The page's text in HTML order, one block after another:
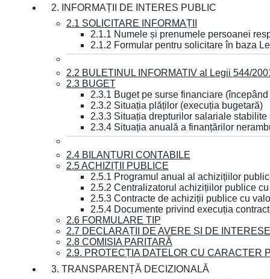
2. INFORMAȚII DE INTERES PUBLIC
2.1 SOLICITARE INFORMAȚII
2.1.1 Numele și prenumele persoanei
2.1.2 Formular pentru solicitare în baza
2.2 BULETINUL INFORMATIV al Legii 544/
2.3 BUGET
2.3.1 Buget pe surse financiare
2.3.2 Situația plăților (execuția bugetară)
2.3.3 Situația drepturilor salariale
2.3.4 Situația anuală a finanțărilor
2.4 BILANȚURI CONTABILE
2.5 ACHIZIȚII PUBLICE
2.5.1 Programul anual al achizițiilor
2.5.2 Centralizatorul achizițiilor publice
2.5.3 Contracte de achiziții publice cu
2.5.4 Documente privind execuția
2.6 FORMULARE TIP
2.7 DECLARAȚII DE AVERE ȘI DE INTERESE
2.8 COMISIA PARITARĂ
2.9. PROTECȚIA DATELOR CU CARACTER
3. TRANSPARENȚĂ DECIZIONALĂ